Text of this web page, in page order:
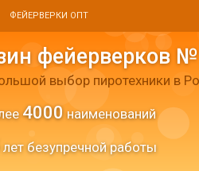
ФЕЙЕРВЕРКИ ОПТ
фейерверков
выбор пиротехники в
4000 наименований
лет безупречной работы